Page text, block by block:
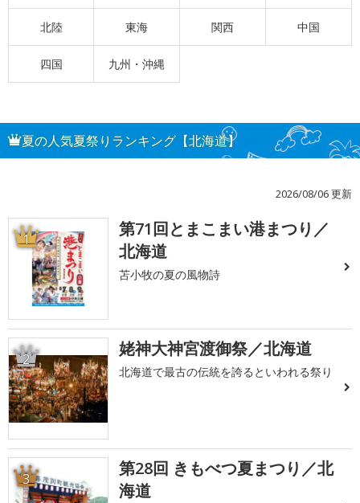
北陸 東海 関西 中国
四国 九州・沖縄
夏の人気夏祭りランキング【北海道】
2026/08/06 更新
1
第71回とまこまい港まつり／
北海道
苫小牧の夏の風物詩
2 姥神大神宮渡御祭／北海道
北海道で最古の伝統を誇るといわれる祭り
3
第28回 きもべつ夏まつり／北
海道